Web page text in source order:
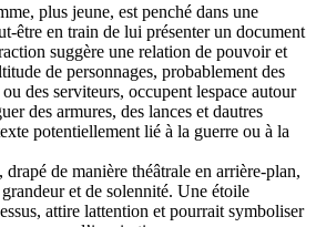
plus jeune, est penché dans une
être en train de lui présenter un document
suggère une relation de pouvoir et
de personnages, probablement des
des serviteurs, occupent lespace autour
des armures, des lances et dautres
potentiellement lié à la guerre ou à la
de manière théâtrale en arrière-plan,
et de solennité. Une étoile
attire lattention et pourrait symboliser